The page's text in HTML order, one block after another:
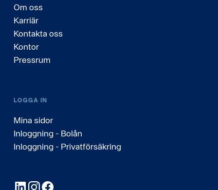
Om oss
Karriär
Kontakta oss
Kontor
Pressrum
LOGGA IN
Mina sidor
Inloggning - Bolån
Inloggning - Privatförsäkring
LinkedInInstagram